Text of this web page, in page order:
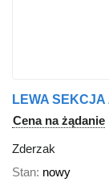
Cena na żądanie
Zderzak
Stan nowy